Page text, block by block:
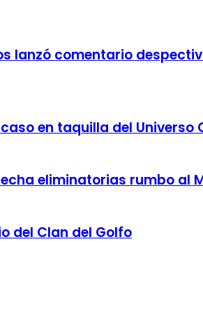
lanzó comentario
en taquilla del
eliminatorias rumbo al
del Clan del Golfo